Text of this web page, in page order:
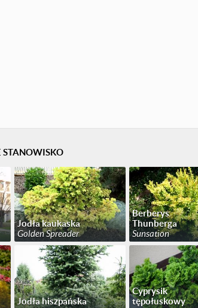
STANOWISKO
Jodła kaukaska
Golden Spreader
Berberys
Thunberga
Sunsation
Jodła hiszpańska
Cyprysik
tępołuskowy